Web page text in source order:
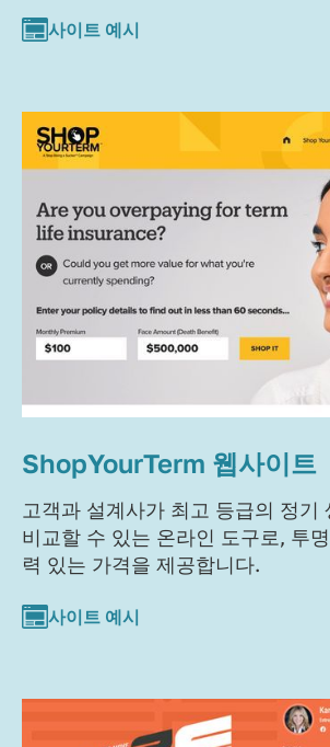
사이트 예시
ShopYourTerm 웹사이트
고객과 설계사가 최고 등급의 정기
비교할 수 있는 온라인 도구로, 투
력 있는 가격을 제공합니다.
사이트 예시